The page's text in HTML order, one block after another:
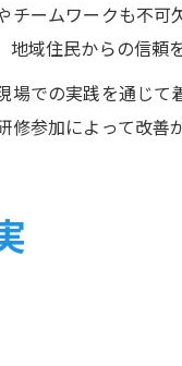
ームワークも不
域住民からの信頼
での実践を通じ
参加によって改善